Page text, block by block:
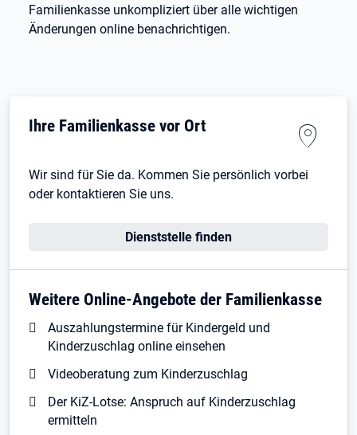
Familienkasse unkompliziert über alle wichtigen
Änderungen online benachrichtigen.
Ihre Familienkasse vor Ort
Wir sind für Sie da. Kommen Sie persönlich vorbei
oder kontaktieren Sie uns.
Dienststelle finden
Weitere Online-Angebote der Familienkasse
Auszahlungstermine für Kindergeld und
Kinderzuschlag online einsehen
Videoberatung zum Kinderzuschlag
Der KiZ-Lotse: Anspruch auf Kinderzuschlag
ermitteln